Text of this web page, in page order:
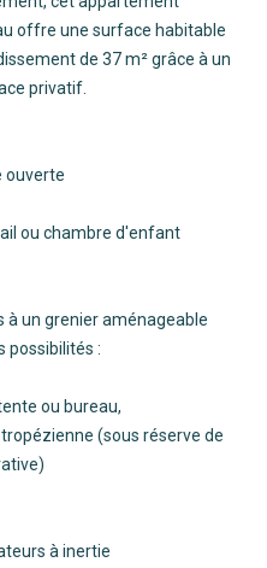
offre une surface habitable
de 37 m² grâce à un
privatif.
ouverte
ou chambre d'enfant
à un grenier aménageable
possibilités :
ou bureau,
(sous réserve de
à inertie